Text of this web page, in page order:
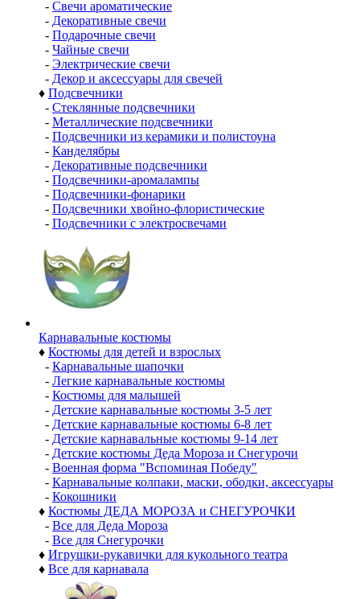
- Свечи ароматические
- Декоративные свечи
- Подарочные свечи
- Чайные свечи
- Электрические свечи
- Декор и аксессуары для свечей
♦ Подсвечники
- Стеклянные подсвечники
- Металлические подсвечники
- Подсвечники из керамики и полистоуна
- Канделябры
- Декоративные подсвечники
- Подсвечники-аромалампы
- Подсвечники-фонарики
- Подсвечники хвойно-флористические
- Подсвечники с электросвечами
Карнавальные костюмы
♦ Костюмы для детей и взрослых
- Карнавальные шапочки
- Легкие карнавальные костюмы
- Костюмы для малышей
- Детские карнавальные костюмы 3-5 лет
- Детские карнавальные костюмы 6-8 лет
- Детские карнавальные костюмы 9-14 лет
- Детские костюмы Деда Мороза и Снегурочи
- Военная форма "Вспоминая Победу"
- Карнавальные колпаки, маски, ободки, аксессуары
- Кокошники
♦ Костюмы ДЕДА МОРОЗА и СНЕГУРОЧКИ
- Все для Деда Мороза
- Все для Снегурочки
♦ Игрушки-рукавички для кукольного театра
♦ Все для карнавала